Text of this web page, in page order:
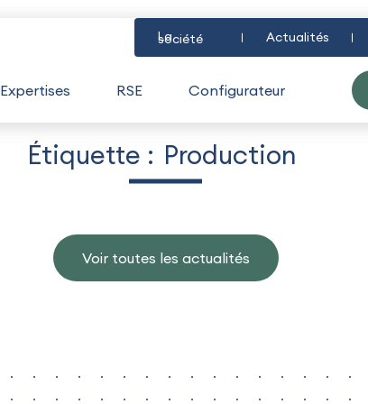
La
société Actualités
Expertises RSE Configurateur
Étiquette : Production
Voir toutes les actualités